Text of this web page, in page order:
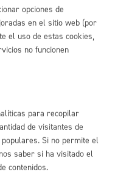
cualquier cuestión
opciones de
en el sitio web (por
el uso de estas cookies,
no funcionen
para recopilar
de visitantes de
Si no permite el
saber si ha visitado el
contenidos.